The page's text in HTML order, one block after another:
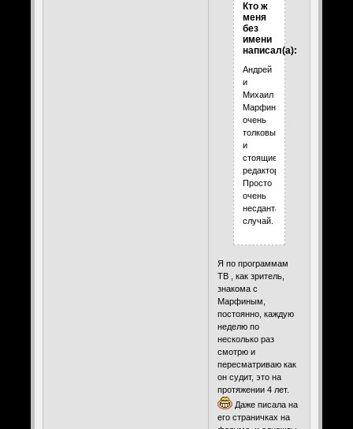
Кто ж
меня
без
имени
написал(а):
Андрей
и
Михаил
Марфин
очень
толковые
и
стоящие
редакторы.
Просто
очень
несдантартный
случай.
Я по программам
ТВ , как зритель,
знакома с
Марфиным,
постоянно, каждую
неделю по
несколько раз
смотрю и
пересматриваю как
он судит, это на
протяжении 4 лет.
Даже писала на
его страничках на